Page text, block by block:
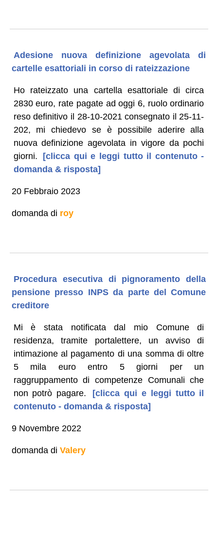
Adesione nuova definizione agevolata di
cartelle esattoriali in corso di rateizzazione
Ho rateizzato una cartella esattoriale di circa
2830 euro, rate pagate ad oggi 6, ruolo ordinario
reso definitivo il 28-10-2021 consegnato il 25-11-
202, mi chiedevo se è possibile aderire alla
nuova definizione agevolata in vigore da pochi
giorni.
[clicca qui e leggi tutto il contenuto -
domanda & risposta]
20 Febbraio 2023
domanda di roy
Procedura esecutiva di pignoramento della
pensione presso INPS da parte del Comune
creditore
Mi è stata notificata dal mio Comune di
residenza, tramite portalettere, un avviso di
intimazione al pagamento di una somma di oltre
5 mila euro entro 5 giorni per un
raggruppamento di competenze Comunali che
non potrò pagare.
[clicca qui e leggi tutto il
contenuto - domanda & risposta]
9 Novembre 2022
domanda di Valery